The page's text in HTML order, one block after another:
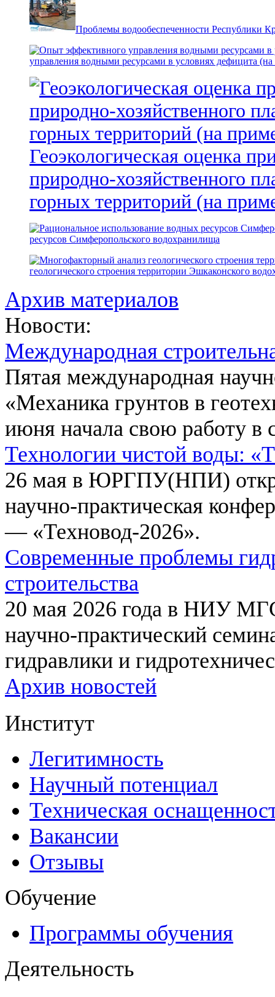
Проблемы водообеспеченности Республики
управления водными ресурсами в условиях дефицита
Геоэкологическая оценка
природно-хозяйственного
горных территорий (на
ресурсов Симферопольского водохранилища
геологического строения территории Эшкаконского
Архив материалов
Новости:
Международная
Пятая международная
«Механика грунтов в
июня начала свою работу в
Технологии чистой воды:
26 мая в ЮРГПУ(НПИ)
научно-практическая
— «Техновод-2026».
Современные проблемы
строительства
20 мая 2026 года в НИУ
научно-практический
гидравлики и
Архив новостей
Институт
Легитимность
Научный потенциал
Техническая
Вакансии
Отзывы
Обучение
Программы обучения
Деятельность